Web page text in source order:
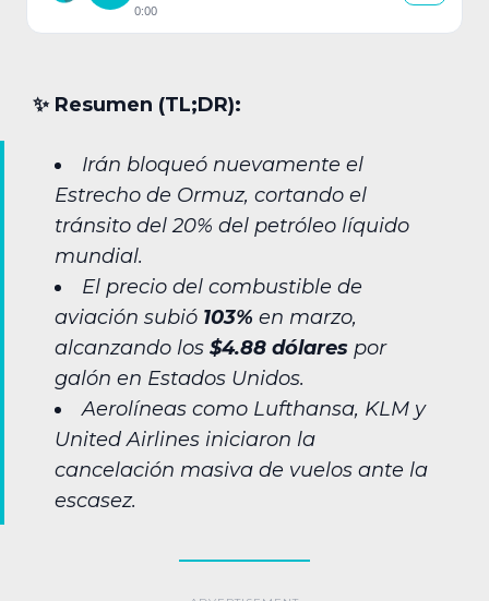
0:00
✨︎ Resumen (TL;DR):
Irán bloqueó nuevamente el
Estrecho de Ormuz, cortando el
tránsito del 20% del petróleo líquido
mundial.
El precio del combustible de
aviación subió 103% en marzo,
alcanzando los $4.88 dólares por
galón en Estados Unidos.
Aerolíneas como Lufthansa, KLM y
United Airlines iniciaron la
cancelación masiva de vuelos ante la
escasez.